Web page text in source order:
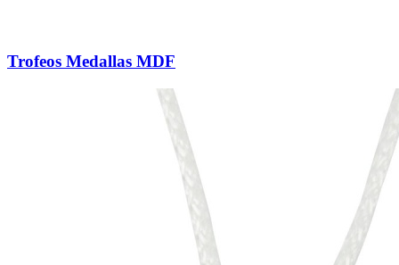
Trofeos Medallas MDF